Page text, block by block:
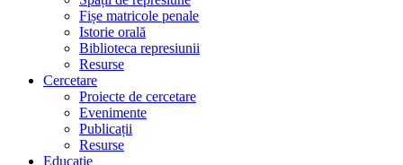
Fișe matricole penale
Istorie orală
Biblioteca represiunii
Resurse
Cercetare
Proiecte de cercetare
Evenimente
Publicații
Resurse
Educație